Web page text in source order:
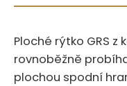
Ploché rýtko GRS
rovnoběžně
plochou spodní